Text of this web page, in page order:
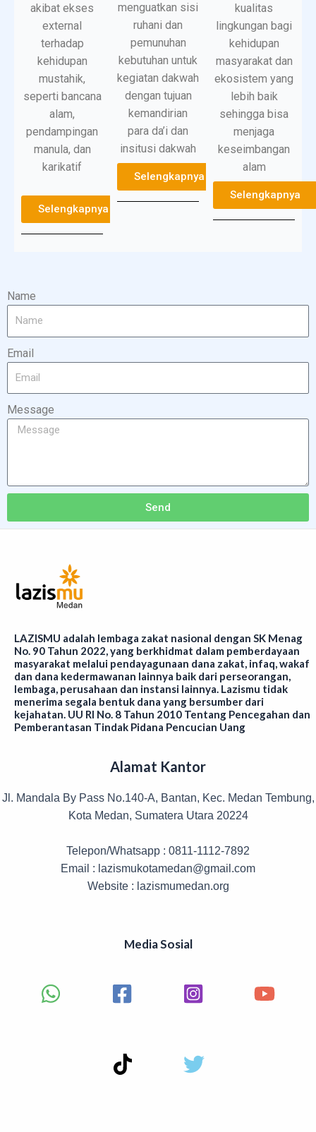
akibat ekses
external
terhadap
kehidupan
mustahik,
seperti bancana
alam,
pendampingan
manula, dan
karikatif
Selengkapnya
menguatkan sisi
ruhani dan
pemunuhan
kebutuhan untuk
kegiatan dakwah
dengan tujuan
kemandirian
para da’i dan
insitusi dakwah
Selengkapnya
kualitas
lingkungan bagi
kehidupan
masyarakat dan
ekosistem yang
lebih baik
sehingga bisa
menjaga
keseimbangan
alam
Selengkapnya
Name
Email
Message
Send
LAZISMU adalah lembaga zakat nasional dengan SK Menag
No. 90 Tahun 2022, yang berkhidmat dalam pemberdayaan
masyarakat melalui pendayagunaan dana zakat, infaq, wakaf
dan dana kedermawanan lainnya baik dari perseorangan,
lembaga, perusahaan dan instansi lainnya. Lazismu tidak
menerima segala bentuk dana yang bersumber dari
kejahatan. UU RI No. 8 Tahun 2010 Tentang Pencegahan dan
Pemberantasan Tindak Pidana Pencucian Uang
Alamat Kantor
Jl. Mandala By Pass No.140-A, Bantan, Kec. Medan Tembung,
Kota Medan, Sumatera Utara 20224
Telepon/Whatsapp : 0811-1112-7892
Email : lazismukotamedan@gmail.com
Website : lazismumedan.org
Media Sosial